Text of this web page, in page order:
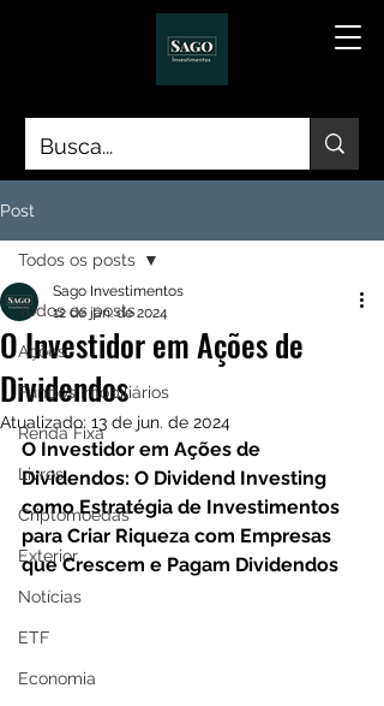
Post
Todos os posts
Ações
Fundos Imobiliários
Renda Fixa
Livros
Criptomoedas
Exterior
Notícias
ETF
Economia
Todos os posts
O Investidor em Ações de
Dividendos
Sago Investimentos
12 de jan. de 2024
Atualizado: 13 de jun. de 2024
O Investidor em Ações de
Dividendos: O Dividend Investing
como Estratégia de Investimentos
para Criar Riqueza com Empresas
que Crescem e Pagam Dividendos